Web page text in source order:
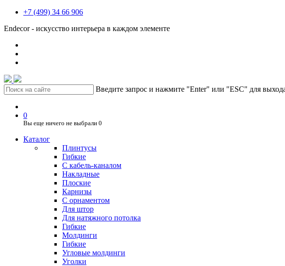
+7 (499) 34 66 906
Endecor - искусство интерьера в каждом элементе
Введите запрос и нажмите "Enter" или "ESC" для
0
Вы еще ничего не выбрали 0
Каталог
Плинтусы
Гибкие
C кабель-каналом
Накладные
Плоские
Карнизы
С орнаментом
Для штор
Для натяжного потолка
Гибкие
Молдинги
Гибкие
Угловые молдинги
Уголки